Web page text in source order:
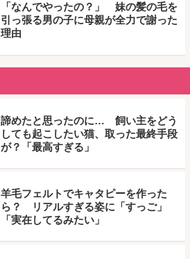
「なんでやったの？」 妹の髪の毛を
引っ張る男の子に母親が全力で謝った
理由
諦めたと思ったのに… 飼い主をどう
しても起こしたい猫、取った最終手段
が？「最高すぎる」
羊毛フェルトでキャタピーを作った
ら？ リアルすぎる姿に「すっご」
「実在してるみたい」